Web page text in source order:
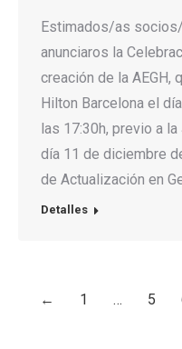
Estimados/as
anunciaros la
creación de la AEGH,
Hilton Barcelona el
las 17:30h, previo a
día 11 de diciembre
de Actualización en
Detalles
← 1 … 5